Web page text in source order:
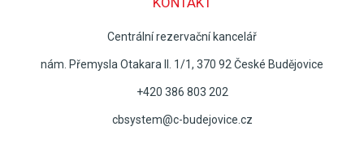
Centrální rezervační kancelář
nám. Přemysla Otakara II. 1/1, 370 92 České Budějovice
+420 386 803 202
cbsystem@c-budejovice.cz